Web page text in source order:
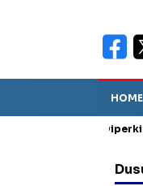
HOME
Sebut TPA